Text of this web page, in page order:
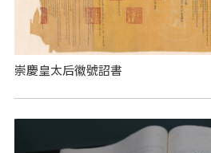
崇慶皇太后徽號詔書